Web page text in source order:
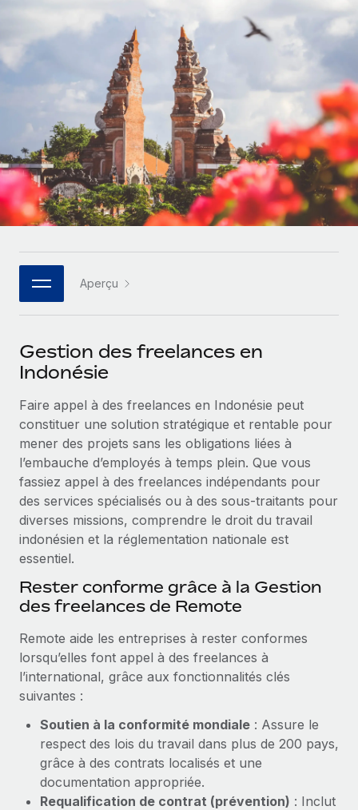
Gestion des freelances
Intégrez et gérez vos freelances partout dans le monde
Sous-traitez les opérations complexes liées à l’emploi
INFRASTRUCTURE
Intégration Remote
Intégrez vos RH aux flux de travail en toute simplicité
Plateforme
Des fonctions RH clés intégrées pour votre équipe
Connectez n'importe quel outil d’IA à Remote grâce à
notre MCP
Rationalisez vos processus avec des outils essentiels
SERVICES
Demandez aux experts
Recevez des conseils d’experts sur les RH à
l’international et la conformité
Contrôles d’antécédents
Simplifiez vos processus de présélection des
candidats
Remote Watchtower
Gardez un temps d’avance sur les risques en
Gestion des appareils
Achetez et suivez vos équipements informatiques
dans le monde entier
Création d’entité
Établissez des entités rapidement et en toute
conformité
Mobilité et déménagement international
Examinez notre service par rapport aux autres
CROISSANCE
Start-ups
Des solutions agiles et internationales pour les RH et la
paie des entreprises en pleine croissance
Entreprises intermédiaires
Développez vos équipes avec des solutions RH sur
mesure
Entreprise
Les RH à l’international pour les grandes entreprises
Partenaires stratégiques de la tech
Intégrez les RH à l’international de manière flexible
Devenir partenaire
Explorez avec nous vos opportunités de partenariat
Remote Build
Bientôt disponible
Conseil en intégrations et automatisations assistées par
ÉTUDES DE CAS
Calculateur de paiement des freelances
Découvrez les devises disponibles et les vitesses de
paiement pour vos freelances internationaux
APPRENDRE AVEC REMOTE
Recherche et guides
Études de cas
Checklists et modèles
Descriptions de postes
Événements
Données sur les salaires et les talents
Centre de ressources
Obtenir de l’aide
Voir toutes les ressources
BLOG
Paie multipays
EOR et PEO
Gestion des freelances
Taxes
Explorer le blog
BLOG
Nederlands
Français
Español
Italiano
Português (Portugal)
日本語
한국어
Connexion
Aperçu
Gestion des freelances en
Indonésie
Faire appel à des freelances en Indonésie peut
constituer une solution stratégique et rentable pour
mener des projets sans les obligations liées à
l’embauche d’employés à temps plein. Que vous
fassiez appel à des freelances indépendants pour
des services spécialisés ou à des sous-traitants pour
diverses missions, comprendre le droit du travail
indonésien et la réglementation nationale est
essentiel.
Rester conforme grâce à la Gestion
des freelances de Remote
Remote aide les entreprises à rester conformes
lorsqu’elles font appel à des freelances à
l’international, grâce aux fonctionnalités clés
suivantes :
Soutien à la conformité mondiale : Assure le
respect des lois du travail dans plus de 200 pays,
grâce à des contrats localisés et une
documentation appropriée.
Requalification de contrat (prévention) : Inclut